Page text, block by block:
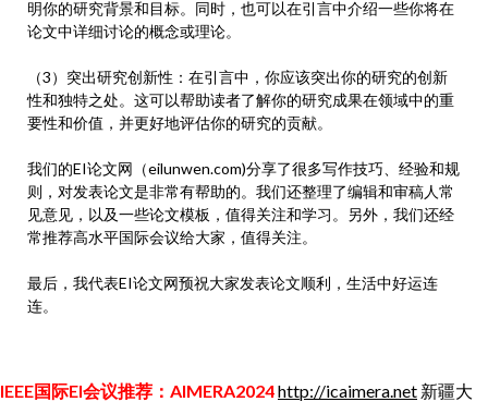
明你的研究背景和目标。同时，也可以在引言中介绍一些你将在
论文中详细讨论的概念或理论。
（3）突出研究创新性：在引言中，你应该突出你的研究的创新
性和独特之处。这可以帮助读者了解你的研究成果在领域中的重
要性和价值，并更好地评估你的研究的贡献。
我们的EI论文网（eilunwen.com)分享了很多写作技巧、经验和规
则，对发表论文是非常有帮助的。我们还整理了编辑和审稿人常
见意见，以及一些论文模板，值得关注和学习。另外，我们还经
常推荐高水平国际会议给大家，值得关注。
最后，我代表EI论文网预祝大家发表论文顺利，生活中好运连
连。
IEEE国际EI会议推荐：AIMERA2024http://icaimera.net 新疆大